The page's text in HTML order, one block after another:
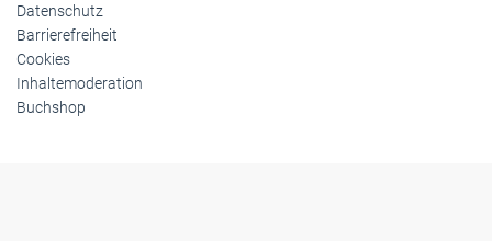
Datenschutz
Barrierefreiheit
Cookies
Inhaltemoderation
Buchshop